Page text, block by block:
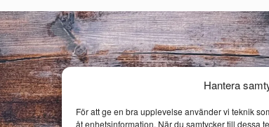
Hantera
För att ge en bra upplevelse använder vi teknik
åt enhetsinformation. När du samtycker till dessa